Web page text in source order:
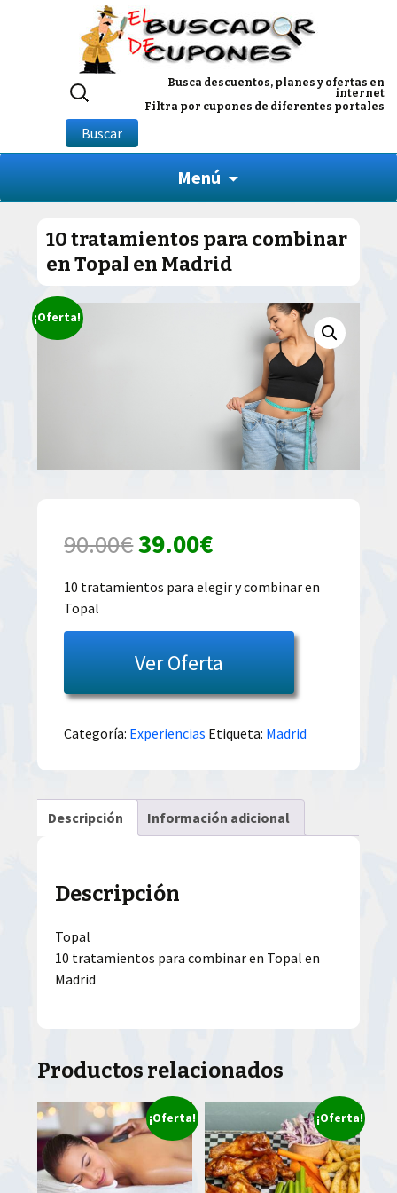
Busca descuentos, planes y ofertas en
internet
Filtra por cupones de diferentes portales
Buscar
por:
Buscar
Menú
10 tratamientos para combinar
en Topal en Madrid
¡Oferta!
90.00€El
precio
era:
90.00€.
39.00€El
precio
es:
39.00€.
10 tratamientos para elegir y combinar en
Topal
Ver Oferta
Categoría: Experiencias Etiqueta: Madrid
Descripción Información adicional
Descripción
Topal
10 tratamientos para combinar en Topal en
Madrid
Productos relacionados
¡Oferta! ¡Oferta!